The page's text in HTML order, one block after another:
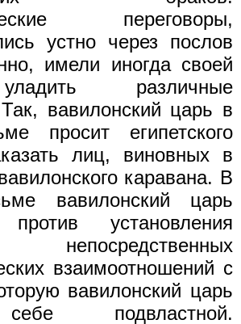
переговоры,
устно через послов
имели иногда своей
различные
вавилонский царь в
просит египетского
лиц, виновных в
каравана. В
вавилонский царь
против установления
взаимоотношений с
вавилонский царь
подвластной.